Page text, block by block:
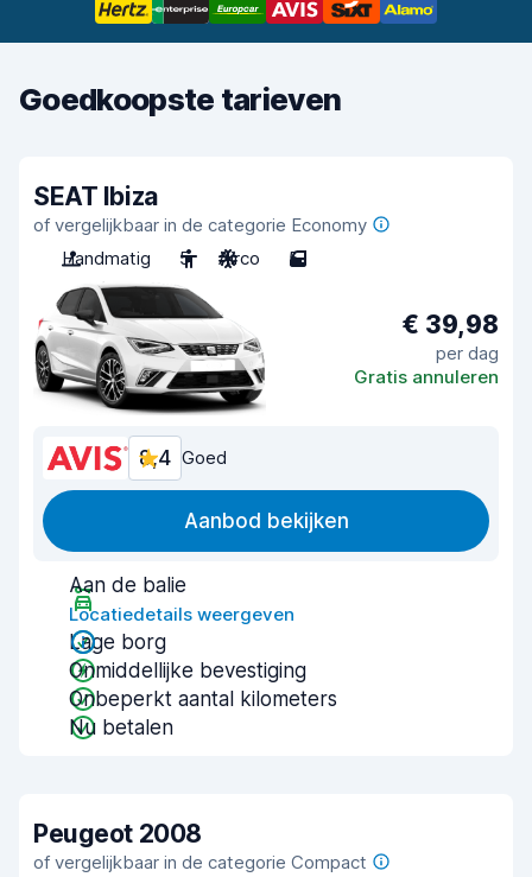
Goedkoopste tarieven
SEAT Ibiza
of vergelijkbaar in de categorie Economy
Handmatig
5 Airco 5
€ 39,98
per dag
Gratis annuleren
8,4 Goed
Aanbod bekijken
Aan de balie
Locatiedetails weergeven
Lage borg
Onmiddellijke bevestiging
Onbeperkt aantal kilometers
Nu betalen
Peugeot 2008
of vergelijkbaar in de categorie Compact